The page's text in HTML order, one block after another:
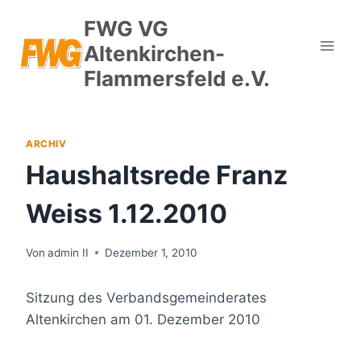
springen
FWG VG
Altenkirchen-
Flammersfeld e.V.
ARCHIV
Haushaltsrede Franz
Weiss 1.12.2010
Von admin II Dezember 1, 2010
Sitzung des Verbandsgemeinderates
Altenkirchen am 01. Dezember 2010